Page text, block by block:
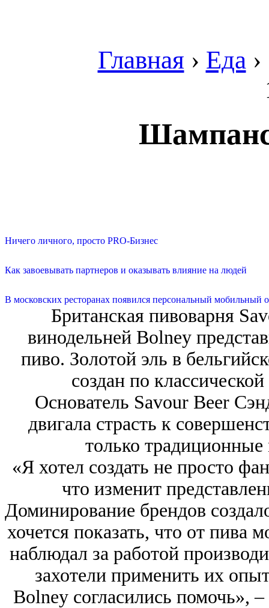
Главная › Еда ›
Ничего личного, просто PRO-Бизнес
Как завоевывать партнеров и оказывать влияние на людей
В московских ресторанах появился персональный мобильный
Британская пивоварня
винодельней Bolney
пиво. Золотой эль в
создан по
Основатель Savour Beer
двигала страсть к
только
«Я хотел создать не просто
что изменит
Доминирование брендов
хочется показать, что от
наблюдал за работой
захотели применить их
Bolney согласились помочь»,